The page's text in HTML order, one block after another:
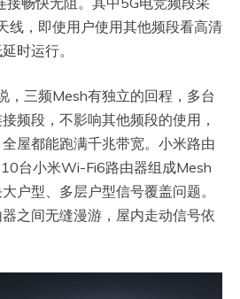
线，即使用户使用其他频段看高清
时运行。
，三频Mesh有独立的回程，多台
频段，不影响其他频段的使用，
屋都能跑满千兆带宽。小米路由
台小米Wi-Fi6路由器组成Mesh
户型、多层户型信号覆盖问题。
之间无缝漫游，屋内走动信号依